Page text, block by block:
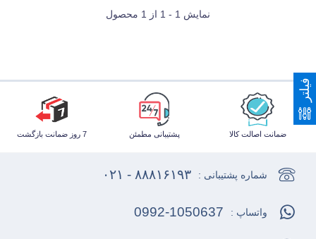
نمایش 1 - 1 از 1 محصول
ضمانت اصالت کالا پشتیبانی مطمئن 7 روز ضمانت بازگشت
شماره پشتیبانی : ۸۸۸۱۶۱۹۳ - ۰۲۱
واتساپ : 0992-1050637
فیلتر